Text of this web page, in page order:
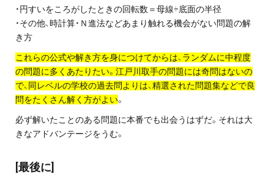
・円すいをころがしたときの回転数＝母線÷底面の半径
・その他、時計算・Ｎ進法などあまり触れる機会がない問題の解
き方
これらの公式や解き方を身につけてからは、ランダムに中程度
の問題に多くあたりたい。 江戸川取手の問題には奇問はないの
で、同レベルの学校の過去問よりは、精選された問題集などで良
問をたくさん解く方がよい。
必ず解いたことのある問題に本番でも出会うはずだ。それは大
きなアドバンテージをうむ。
[最後に]